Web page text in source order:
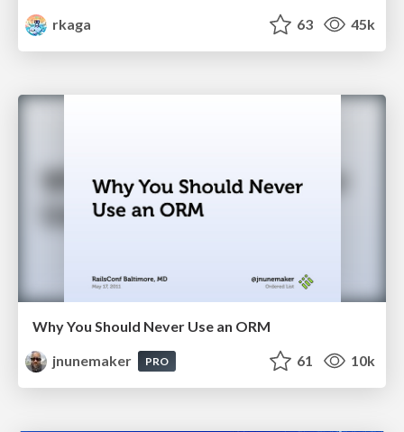
rkaga
63 45k
Why You Should Never Use an ORM
jnunemaker
PRO 61 10k